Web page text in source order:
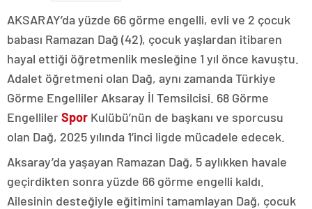
AKSARAY’da yüzde 66 görme engelli, evli ve 2 çocuk
babası Ramazan Dağ (42), çocuk yaşlardan itibaren
hayal ettiği öğretmenlik mesleğine 1 yıl önce kavuştu.
Adalet öğretmeni olan Dağ, aynı zamanda Türkiye
Görme Engelliler Aksaray İl Temsilcisi. 68 Görme
EngellilerSpor Kulübü’nün de başkanı ve sporcusu
olan Dağ, 2025 yılında 1’inci ligde mücadele edecek.
Aksaray’da yaşayan Ramazan Dağ, 5 aylıkken havale
geçirdikten sonra yüzde 66 görme engelli kaldı.
Ailesinin desteğiyle eğitimini tamamlayan Dağ, çocuk